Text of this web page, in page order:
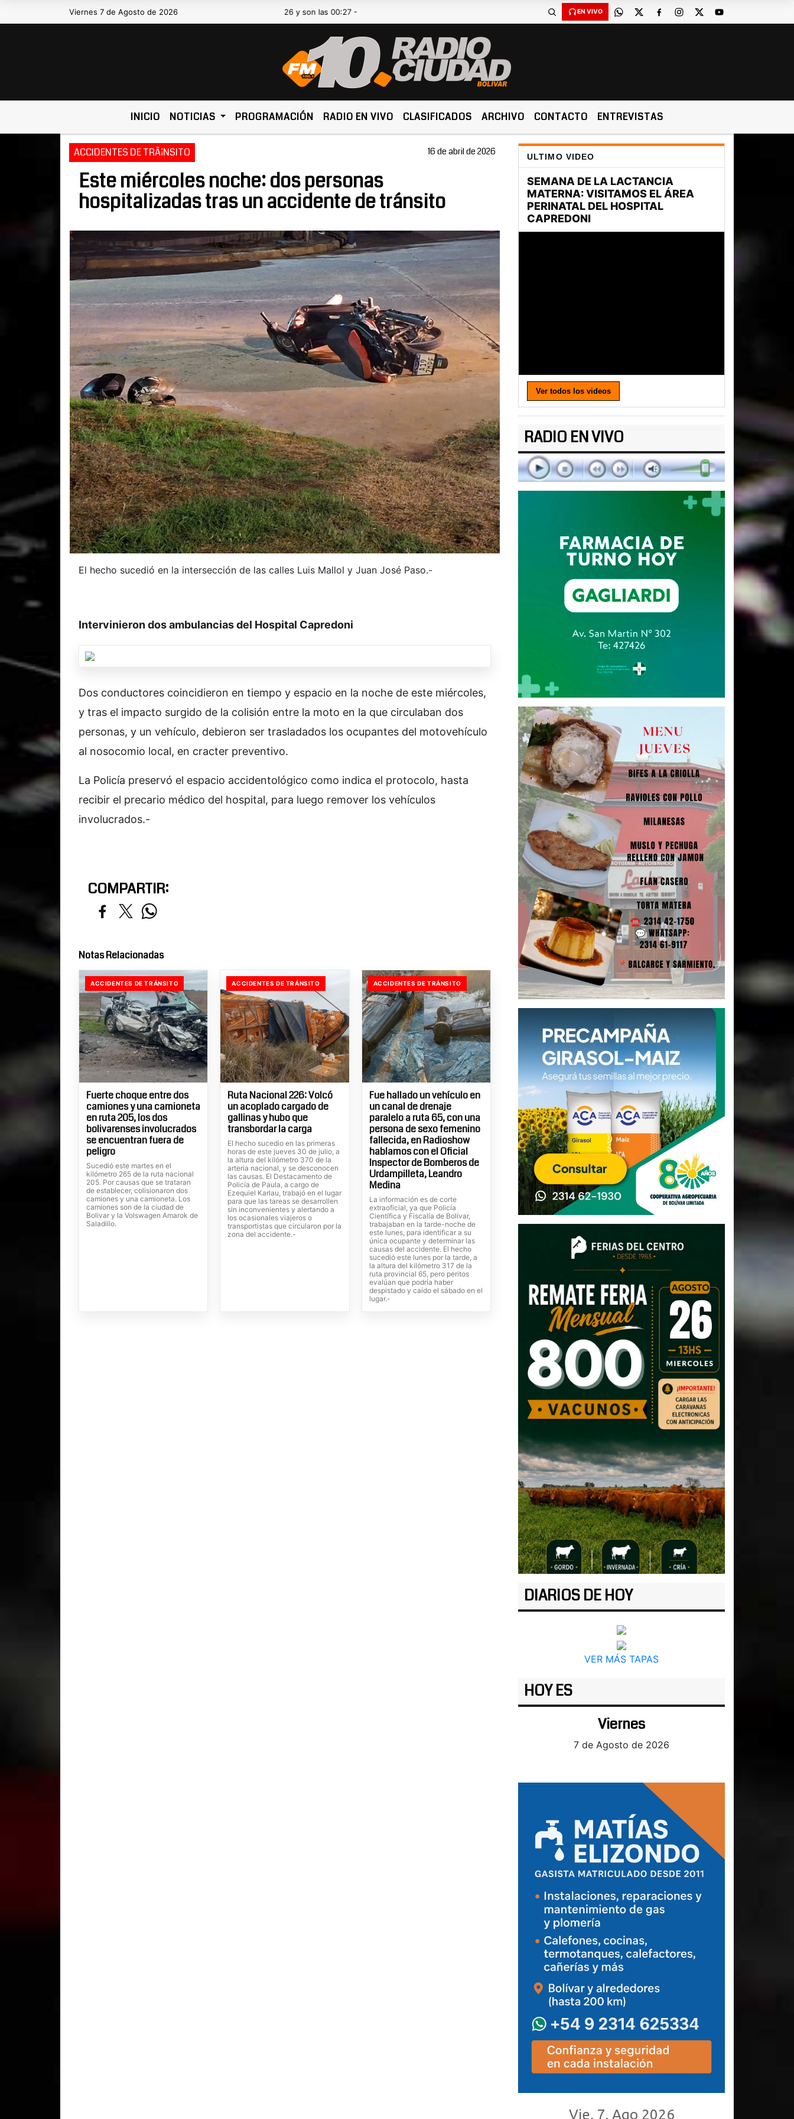
Viernes 7 de Agosto de 2026Hoy es Viernes 7 de Agosto de 2026 y son las 00:27 - EN VIVO
INICIO NOTICIAS PROGRAMACIÓN RADIO EN VIVO CLASIFICADOS ARCHIVO CONTACTO ENTREVISTAS
ACCIDENTES DE TRÃ¡NSITO 16 de abril de 2026
Este miércoles noche: dos personas
hospitalizadas tras un accidente de tránsito
El hecho sucedió en la intersección de las calles Luis Mallol y Juan José Paso.-
Intervinieron dos ambulancias del Hospital Capredoni
Dos conductores coincidieron en tiempo y espacio en la noche de este miércoles,
y tras el impacto surgido de la colisión entre la moto en la que circulaban dos
personas, y un vehículo, debieron ser trasladados los ocupantes del motovehículo
al nosocomio local, en cracter preventivo.
La Policía preservó el espacio accidentológico como indica el protocolo, hasta
recibir el precario médico del hospital, para luego remover los vehículos
involucrados.-
COMPARTIR:
Notas Relacionadas
ACCIDENTES DE TRÁNSITO
Fuerte choque entre dos
camiones y una camioneta
en ruta 205, los dos
bolivarenses involucrados
se encuentran fuera de
peligro
Sucedió este martes en el
kilómetro 265 de la ruta nacional
205. Por causas que se trataran
de establecer, colisionaron dos
camiones y una camioneta. Los
camiones son de la ciudad de
Bolivar y la Volswagen Amarok de
Saladillo.
ACCIDENTES DE TRÁNSITO
Ruta Nacional 226: Volcó
un acoplado cargado de
gallinas y hubo que
transbordar la carga
El hecho sucedio en las primeras
horas de este jueves 30 de julio, a
la altura del kilómetro 370 de la
arteria nacional, y se desconocen
las causas. El Destacamento de
Policía de Paula, a cargo de
Ezequiel Karlau, trabajó en el lugar
para que las tareas se desarrollen
sin inconvenientes y alertando a
los ocasionales viajeros o
transportistas que circularon por la
zona del accidente.-
ACCIDENTES DE TRÁNSITO
Fue hallado un vehículo en
un canal de drenaje
paralelo a ruta 65, con una
persona de sexo femenino
fallecida, en Radioshow
hablamos con el Oficial
Inspector de Bomberos de
Urdampilleta, Leandro
Medina
La información es de corte
extraoficial, ya que Policía
Científica y Fiscalía de Bolívar,
trabajaban en la tarde-noche de
este lunes, para identificar a su
única ocupante y determinar las
causas del accidente. El hecho
sucedió este lunes por la tarde, a
la altura del kilómetro 317 de la
ruta provincial 65, pero peritos
evalúan que podría haber
despistado y caído el sábado en el
lugar.-
ULTIMO VIDEO
Ver todos los videos
RADIO EN VIVO
DIARIOS DE HOY
VER MÁS TAPAS
HOY ES
Viernes
7 de Agosto de 2026